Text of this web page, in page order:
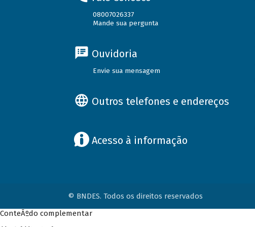
08007026337
Mande sua pergunta
Ouvidoria
Envie sua mensagem
Outros telefones e endereços
Acesso à informação
© BNDES. Todos os direitos reservados
ConteÃºdo complementar